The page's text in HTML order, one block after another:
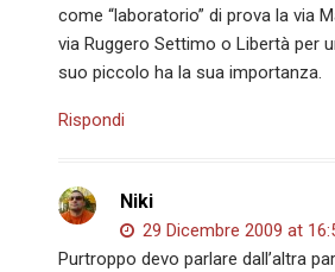
come “laboratorio” di prova la via
via Ruggero Settimo o Libertà per
suo piccolo ha la sua importanza.
Rispondi
Niki
29 Dicembre 2009 at
Purtroppo devo parlare dall’altra